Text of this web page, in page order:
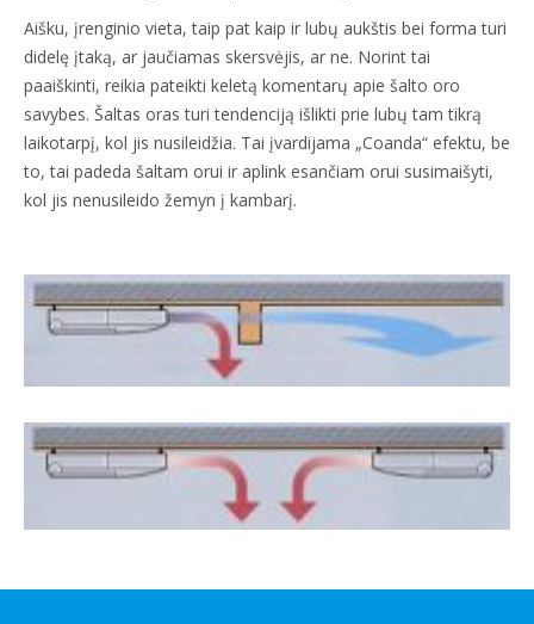
Aišku, įrenginio vieta, taip pat kaip ir lubų aukštis bei forma turi
didelę įtaką, ar jaučiamas skersvėjis, ar ne. Norint tai
paaiškinti, reikia pateikti keletą komentarų apie šalto oro
savybes. Šaltas oras turi tendenciją išlikti prie lubų tam tikrą
laikotarpį, kol jis nusileidžia. Tai įvardijama „Coanda“ efektu, be
to, tai padeda šaltam orui ir aplink esančiam orui susimaišyti,
kol jis nenusileido žemyn į kambarį.